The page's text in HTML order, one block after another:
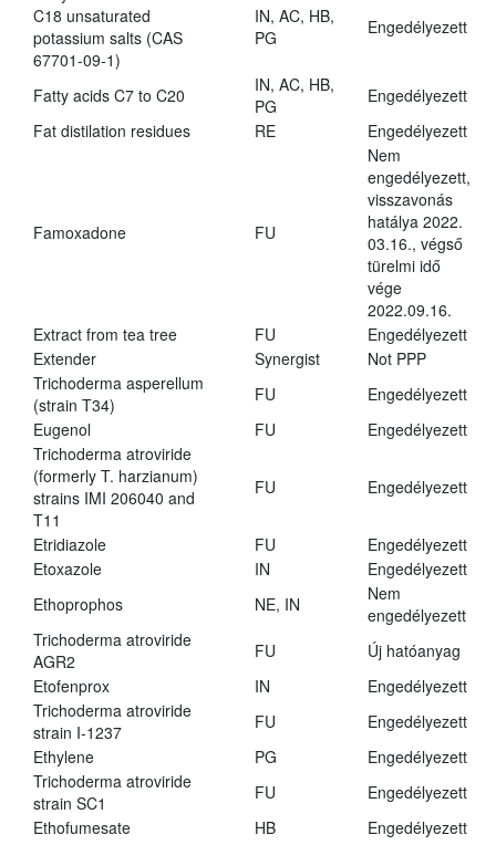
C18 unsaturated
potassium salts (CAS
67701-09-1)
IN, AC, HB,
PG
Engedélyezett
Fatty acids C7 to C20
IN, AC, HB,
PG
Engedélyezett
Fat distilation residues
RE Engedélyezett
Famoxadone FU
Nem
engedélyezett,
visszavonás
hatálya 2022.
03.16., végső
türelmi idő
vége
2022.09.16.
Extract from tea tree
FU
Engedélyezett
Extender
Synergist
Not PPP
Trichoderma asperellum
(strain T34)
FU
Engedélyezett
Eugenol
FU
Engedélyezett
Trichoderma atroviride
(formerly T. harzianum)
strains IMI 206040 and
T11
FU Engedélyezett
Etridiazole FU
Engedélyezett
Etoxazole
IN
Engedélyezett
Ethoprophos
NE, IN
Nem
engedélyezett
Trichoderma atroviride
AGR2
FU
Új hatóanyag
Etofenprox
IN
Engedélyezett
Trichoderma atroviride
strain I-1237
FU
Engedélyezett
Ethylene
PG
Engedélyezett
Trichoderma atroviride
strain SC1
FU
Engedélyezett
Ethofumesate
HB
Engedélyezett